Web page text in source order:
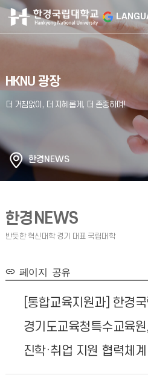
HKNU 광장
한경NEWS
한경NEWS
페이지 공유
[통합교육지원과] 한경
경기도교육청특수교육
진학·취업 지원 협력체